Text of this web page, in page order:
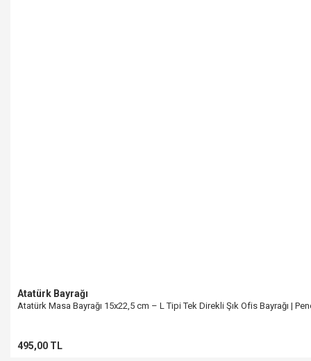
Atatürk Bayrağı
Atatürk Masa Bayrağı 15x22,5 cm – L Tipi Tek Direkli Şık Ofis Bayrağı |
495,00 TL